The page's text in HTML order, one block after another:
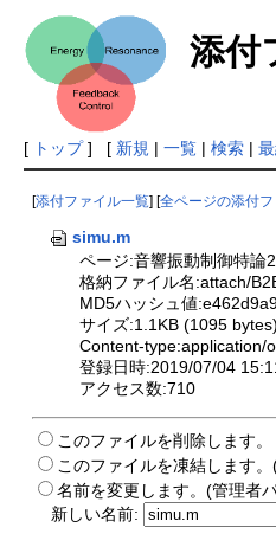
添付
[ トップ] [ 新規 | 一覧| 検索|
[添付ファイル一覧] [全ページの添付
simu.m
ページ:音響振動制御特論
格納ファイル名:attach/
MD5ハッシュ値
サイズ:1.1KB (1095 bytes)
Content-type:application/
登録日時:2019/07/04
アクセス数:710
このファイルを削除します。
このファイルを凍結します
名前を変更します。(管理者
新しい名前: